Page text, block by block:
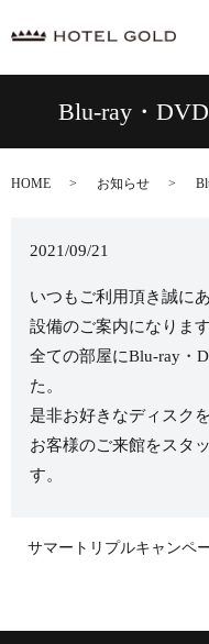
Blu-ray・
HOME お知らせ
2021/09/21
いつもご利用頂き誠に
設備のご案内になります
全ての部屋にBlu-ray・
た。
是非お好きなディスク
お客様のご来館をスタ
す。
サマートリプルキャンペ